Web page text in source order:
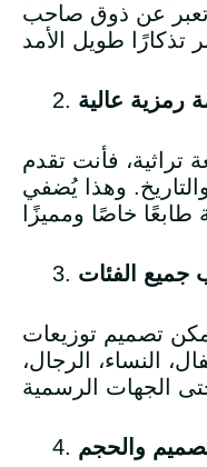
وتعبر عن ذوق صاحب
رمزية عالية
فأنت تقدم
وهذا يُضفي
جميع الفئات
تصميم توزيعات
النساء، الرجال،
والحجم